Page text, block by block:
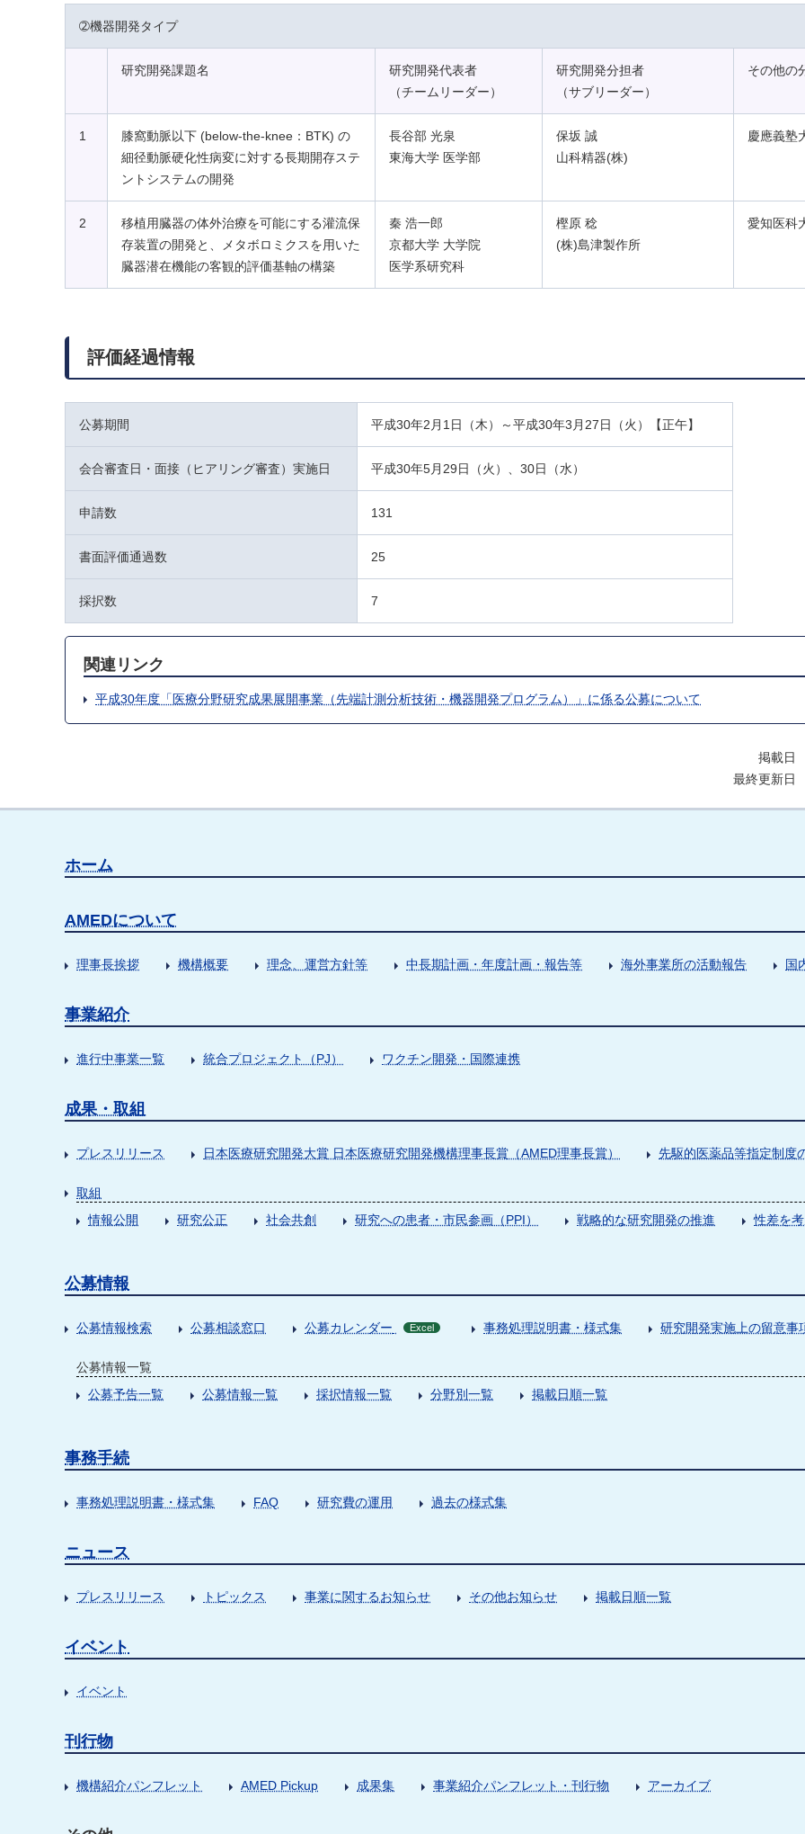
➁機器開発タイプ
研究開発課題名
研究開発代表者
（チームリーダー）
研究開発分担者
（サブリーダー）
その他の
1
膝窩動脈以下 (below-the-knee：BTK) の
細径動脈硬化性病変に対する長期開存ステ
ントシステムの開発
長谷部 光泉
東海大学 医学部
保坂 誠
山科精器(株)
慶應義塾
2
移植用臓器の体外治療を可能にする灌流保
存装置の開発と、メタボロミクスを用いた
臓器潜在機能の客観的評価基軸の構築
秦 浩一郎
京都大学 大学院
医学系研究科
樫原 稔
(株)島津製作所
愛知医科
評価経過情報
公募期間 平成30年2月1日（木）～平成30年3月27日（火）【正午】
会合審査日・面接（ヒアリング審査）実施日 平成30年5月29日（火）、30日（水）
申請数 131
書面評価通過数 25
採択数 7
関連リンク
平成30年度「医療分野研究成果展開事業（先端計測分析技術・機器開発プログラム）」に係る公募について
掲載日
最終更新日
ホーム
AMEDについて
理事長挨拶 機構概要 理念、運営方針等 中長期計画・年度計画・報告等 海外事業所の活動報告 国
事業紹介
進行中事業一覧 統合プロジェクト（PJ） ワクチン開発・国際連携
成果・取組
プレスリリース 日本医療研究開発大賞 日本医療研究開発機構理事長賞（AMED理事長賞） 先駆的医薬品等指定制度
取組
情報公開
研究公正 社会共創 研究への患者・市民参画（PPI） 戦略的な研究開発の推進 性差を
公募情報
公募情報検索 公募相談窓口 公募カレンダー Excel 事務処理説明書・様式集 研究開発実施上の留意事
公募情報一覧
公募予告一覧
公募情報一覧 採択情報一覧 分野別一覧 掲載日順一覧
事務手続
事務処理説明書・様式集 FAQ 研究費の運用 過去の様式集
ニュース
プレスリリース トピックス 事業に関するお知らせ その他お知らせ 掲載日順一覧
イベント
イベント
刊行物
機構紹介パンフレット AMED Pickup 成果集 事業紹介パンフレット・刊行物 アーカイブ